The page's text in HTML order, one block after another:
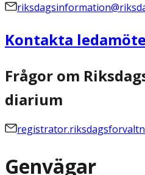
Kontakta
Frågor om
diarium
Genvägar